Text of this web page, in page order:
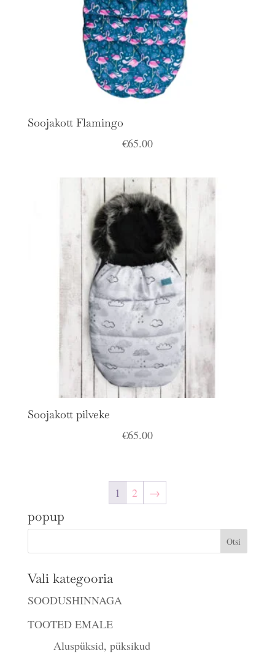
Soojakott Flamingo
€65.00
Soojakott pilveke
€65.00
1 2 →
popup
Vali kategooria
SOODUSHINNAGA
TOOTED EMALE
Aluspüksid, püksikud